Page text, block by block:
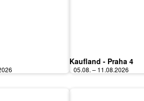
Kaufland - Praha 4
05.08. – 11.08.2026